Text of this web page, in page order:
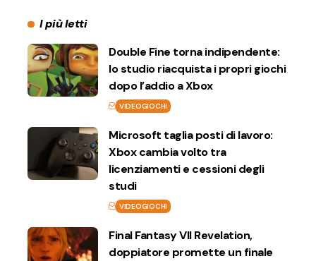
I più letti
Double Fine torna indipendente:
lo studio riacquista i propri giochi
dopo l’addio a Xbox
VIDEOGIOCHI
Microsoft taglia posti di lavoro:
Xbox cambia volto tra
licenziamenti e cessioni degli
studi
VIDEOGIOCHI
Final Fantasy VII Revelation,
doppiatore promette un finale